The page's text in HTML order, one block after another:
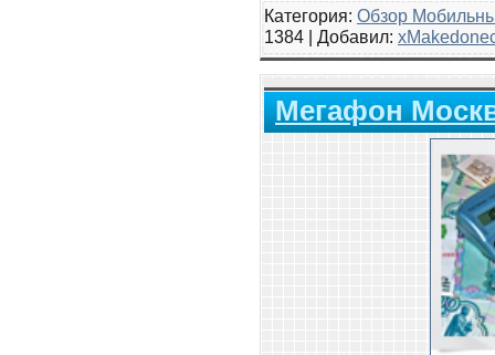
Категория: Обзор
1384 | Добавил:
Мегафон